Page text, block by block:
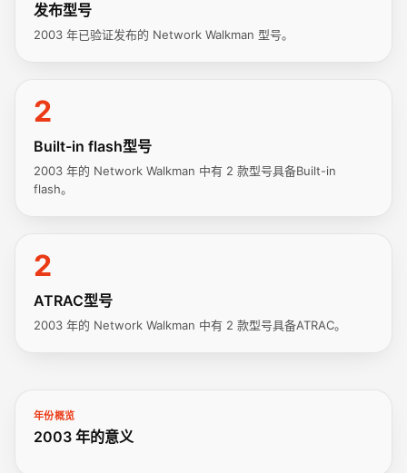
发布型号
2003 年已验证发布的 Network Walkman 型号。
2
Built-in flash型号
2003 年的 Network Walkman 中有 2 款型号具备Built-in
flash。
2
ATRAC型号
2003 年的 Network Walkman 中有 2 款型号具备ATRAC。
年份概览
2003 年的意义